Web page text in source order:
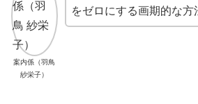
案内係（羽鳥
紗栄子）
をゼロにする画期的な方